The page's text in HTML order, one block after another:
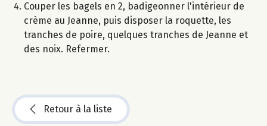
Couper les bagels en 2, badigeonner l'intérieur de
crème au Jeanne, puis disposer la roquette, les
tranches de poire, quelques tranches de Jeanne et
des noix. Refermer.
Retour à la liste